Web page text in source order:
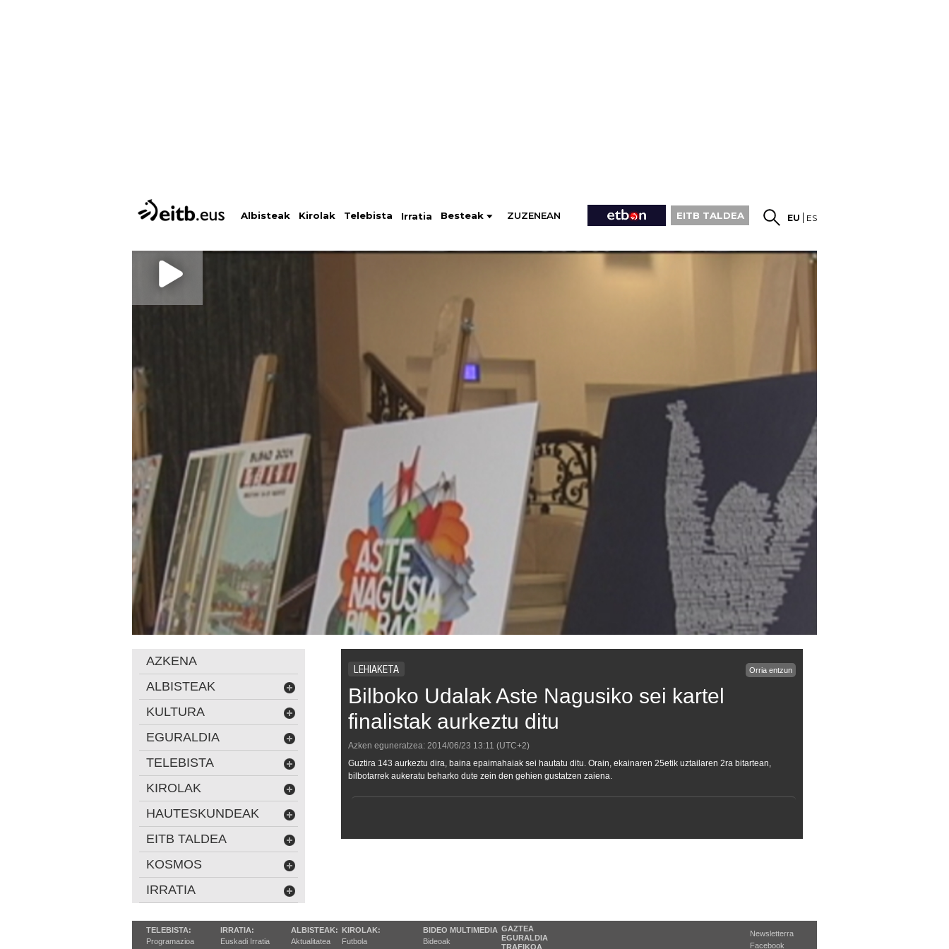
Albisteak Kirolak Telebista Irratia Besteak ZUZENEAN EITB TALDEA EU ES
LEHIAKETA Orria entzun
Bilboko Udalak Aste Nagusiko sei kartel
finalistak aurkeztu ditu
Azken eguneratzea: 2014/06/23 13:11 (UTC+2)
Guztira 143 aurkeztu dira, baina epaimahaiak sei hautatu ditu. Orain, ekainaren 25etik uztailaren 2ra bitartean,
bilbotarrek aukeratu beharko dute zein den gehien gustatzen zaiena.
AZKENA
ALBISTEAK
KULTURA
EGURALDIA
TELEBISTA
KIROLAK
HAUTESKUNDEAK
EITB TALDEA
KOSMOS
IRRATIA
TELEBISTA:
Programazioa
IRRATIA:
Euskadi Irratia
ALBISTEAK:
Aktualitatea
KIROLAK:
Futbola
BIDEO MULTIMEDIA
Bideoak
GAZTEA
EGURALDIA
TRAFIKOA
Newsletterra
Facebook